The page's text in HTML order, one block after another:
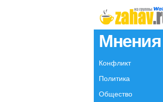
Мнения
Конфликт
Политика
Общество